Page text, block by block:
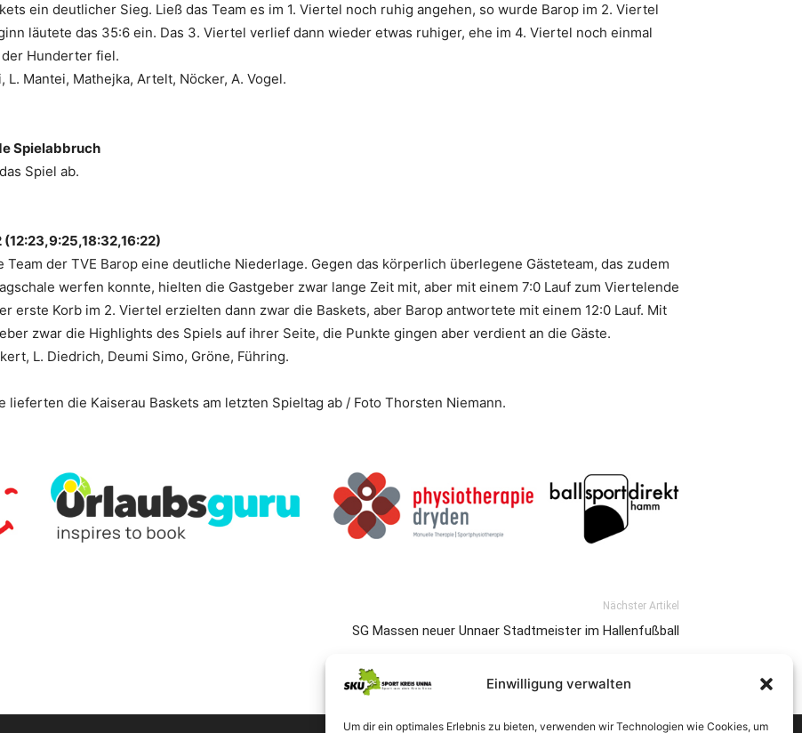
Einwilligung verwalten
Um dir ein optimales Erlebnis zu bieten, verwenden wir Technologien wie Cookies, um
ein deutlicher Sieg. Ließ das Team es im 1. Viertel noch ruhig angehen, so wurde Barop im 2. Viertel
läutete das 35:6 ein. Das 3. Viertel verlief dann wieder etwas ruhiger, ehe im 4. Viertel noch einmal
Hunderter fiel.
L. Mantei, Mathejka, Artelt, Nöcker, A. Vogel.
Spielabbruch
Spiel ab.
(12:23,9:25,18:32,16:22)
der TVE Barop eine deutliche Niederlage. Gegen das körperlich überlegene Gästeteam, das zudem
werfen konnte, hielten die Gastgeber zwar lange Zeit mit, aber mit einem 7:0 Lauf zum Viertelende
erste Korb im 2. Viertel erzielten dann zwar die Baskets, aber Barop antwortete mit einem 12:0 Lauf. Mit
zwar die Highlights des Spiels auf ihrer Seite, die Punkte gingen aber verdient an die Gäste.
L. Diedrich, Deumi Simo, Gröne, Führing.
lieferten die Kaiserau Baskets am letzten Spieltag ab / Foto Thorsten Niemann.
Nächster Artikel
SG Massen neuer Unnaer Stadtmeister im Hallenfußball